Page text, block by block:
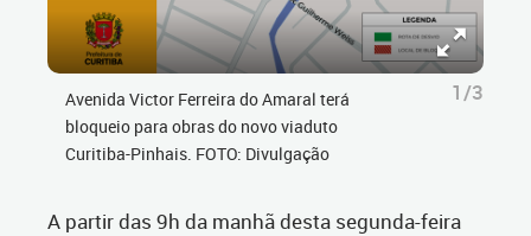
Avenida Victor Ferreira do Amaral terá
bloqueio para obras do novo viaduto
Curitiba-Pinhais. FOTO: Divulgação
1/3
A partir das 9h da manhã desta segunda-feira